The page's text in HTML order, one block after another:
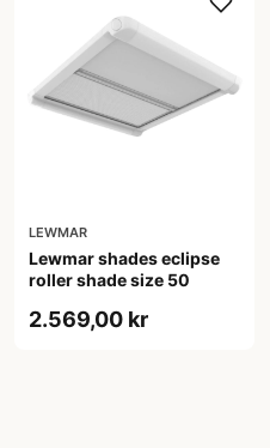
LEWMAR
Lewmar shades eclipse
roller shade size 50
2.569,00 kr